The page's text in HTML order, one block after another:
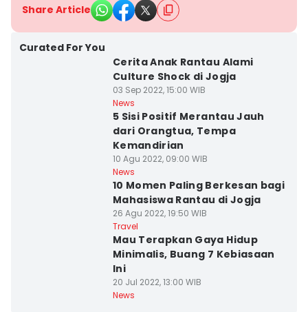
Share Article
Curated For You
Cerita Anak Rantau Alami
Culture Shock di Jogja
03 Sep 2022, 15:00 WIB
News
5 Sisi Positif Merantau Jauh
dari Orangtua, Tempa
Kemandirian
10 Agu 2022, 09:00 WIB
News
10 Momen Paling Berkesan bagi
Mahasiswa Rantau di Jogja
26 Agu 2022, 19:50 WIB
Travel
Mau Terapkan Gaya Hidup
Minimalis, Buang 7 Kebiasaan
Ini
20 Jul 2022, 13:00 WIB
News